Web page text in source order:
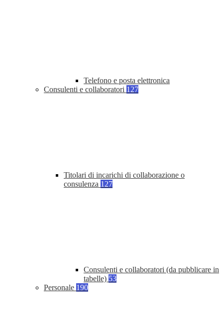
Telefono e posta elettronica
Consulenti e collaboratori 127
Titolari di incarichi di collaborazione o
consulenza 127
Consulenti e collaboratori (da pubblicare in
tabelle) 53
Personale 190